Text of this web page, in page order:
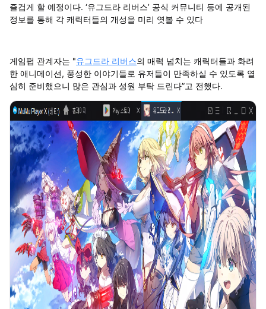
즐겁게 할 예정이다. ‘유그드라 리버스’ 공식 커뮤니티 등에 공개된
정보를 통해 각 캐릭터들의 개성을 미리 엿볼 수 있다
게임펍 관계자는 "유그드라 리버스의 매력 넘치는 캐릭터들과 화려
한 애니메이션, 풍성한 이야기들로 유저들이 만족하실 수 있도록 열
심히 준비했으니 많은 관심과 성원 부탁 드린다”고 전했다.